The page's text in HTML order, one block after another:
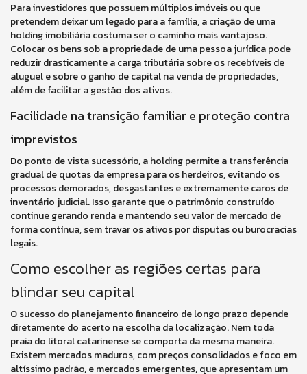
Para investidores que possuem múltiplos imóveis ou que
pretendem deixar um legado para a família, a criação de uma
holding imobiliária costuma ser o caminho mais vantajoso.
Colocar os bens sob a propriedade de uma pessoa jurídica pode
reduzir drasticamente a carga tributária sobre os recebíveis de
aluguel e sobre o ganho de capital na venda de propriedades,
além de facilitar a gestão dos ativos.
Facilidade na transição familiar e proteção contra
imprevistos
Do ponto de vista sucessório, a holding permite a transferência
gradual de quotas da empresa para os herdeiros, evitando os
processos demorados, desgastantes e extremamente caros de
inventário judicial. Isso garante que o patrimônio construído
continue gerando renda e mantendo seu valor de mercado de
forma contínua, sem travar os ativos por disputas ou burocracias
legais.
Como escolher as regiões certas para
blindar seu capital
O sucesso do planejamento financeiro de longo prazo depende
diretamente do acerto na escolha da localização. Nem toda
praia do litoral catarinense se comporta da mesma maneira.
Existem mercados maduros, com preços consolidados e foco em
altíssimo padrão, e mercados emergentes, que apresentam um